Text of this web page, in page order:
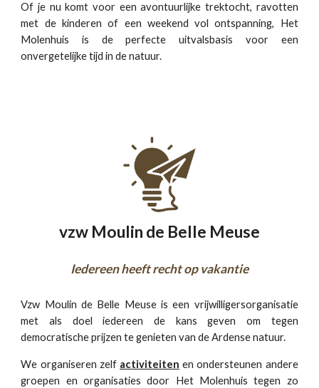
Of je nu komt voor een avontuurlijke trektocht, ravotten
met de kinderen of een weekend vol ontspanning, Het
Molenhuis is de perfecte uitvalsbasis voor een
onvergetelijke tijd in de natuur.
vzw Moulin de Belle Meuse
Iedereen heeft recht op vakantie
Vzw Moulin de Belle Meuse is een vrijwilligersorganisatie
met als doeliedereen de kans geven om tegen
democratische prijzen te genieten van de Ardense natuur.
We organiseren zelf activiteiten en ondersteunen andere
groepen en organisaties door Het Molenhuis tegen zo